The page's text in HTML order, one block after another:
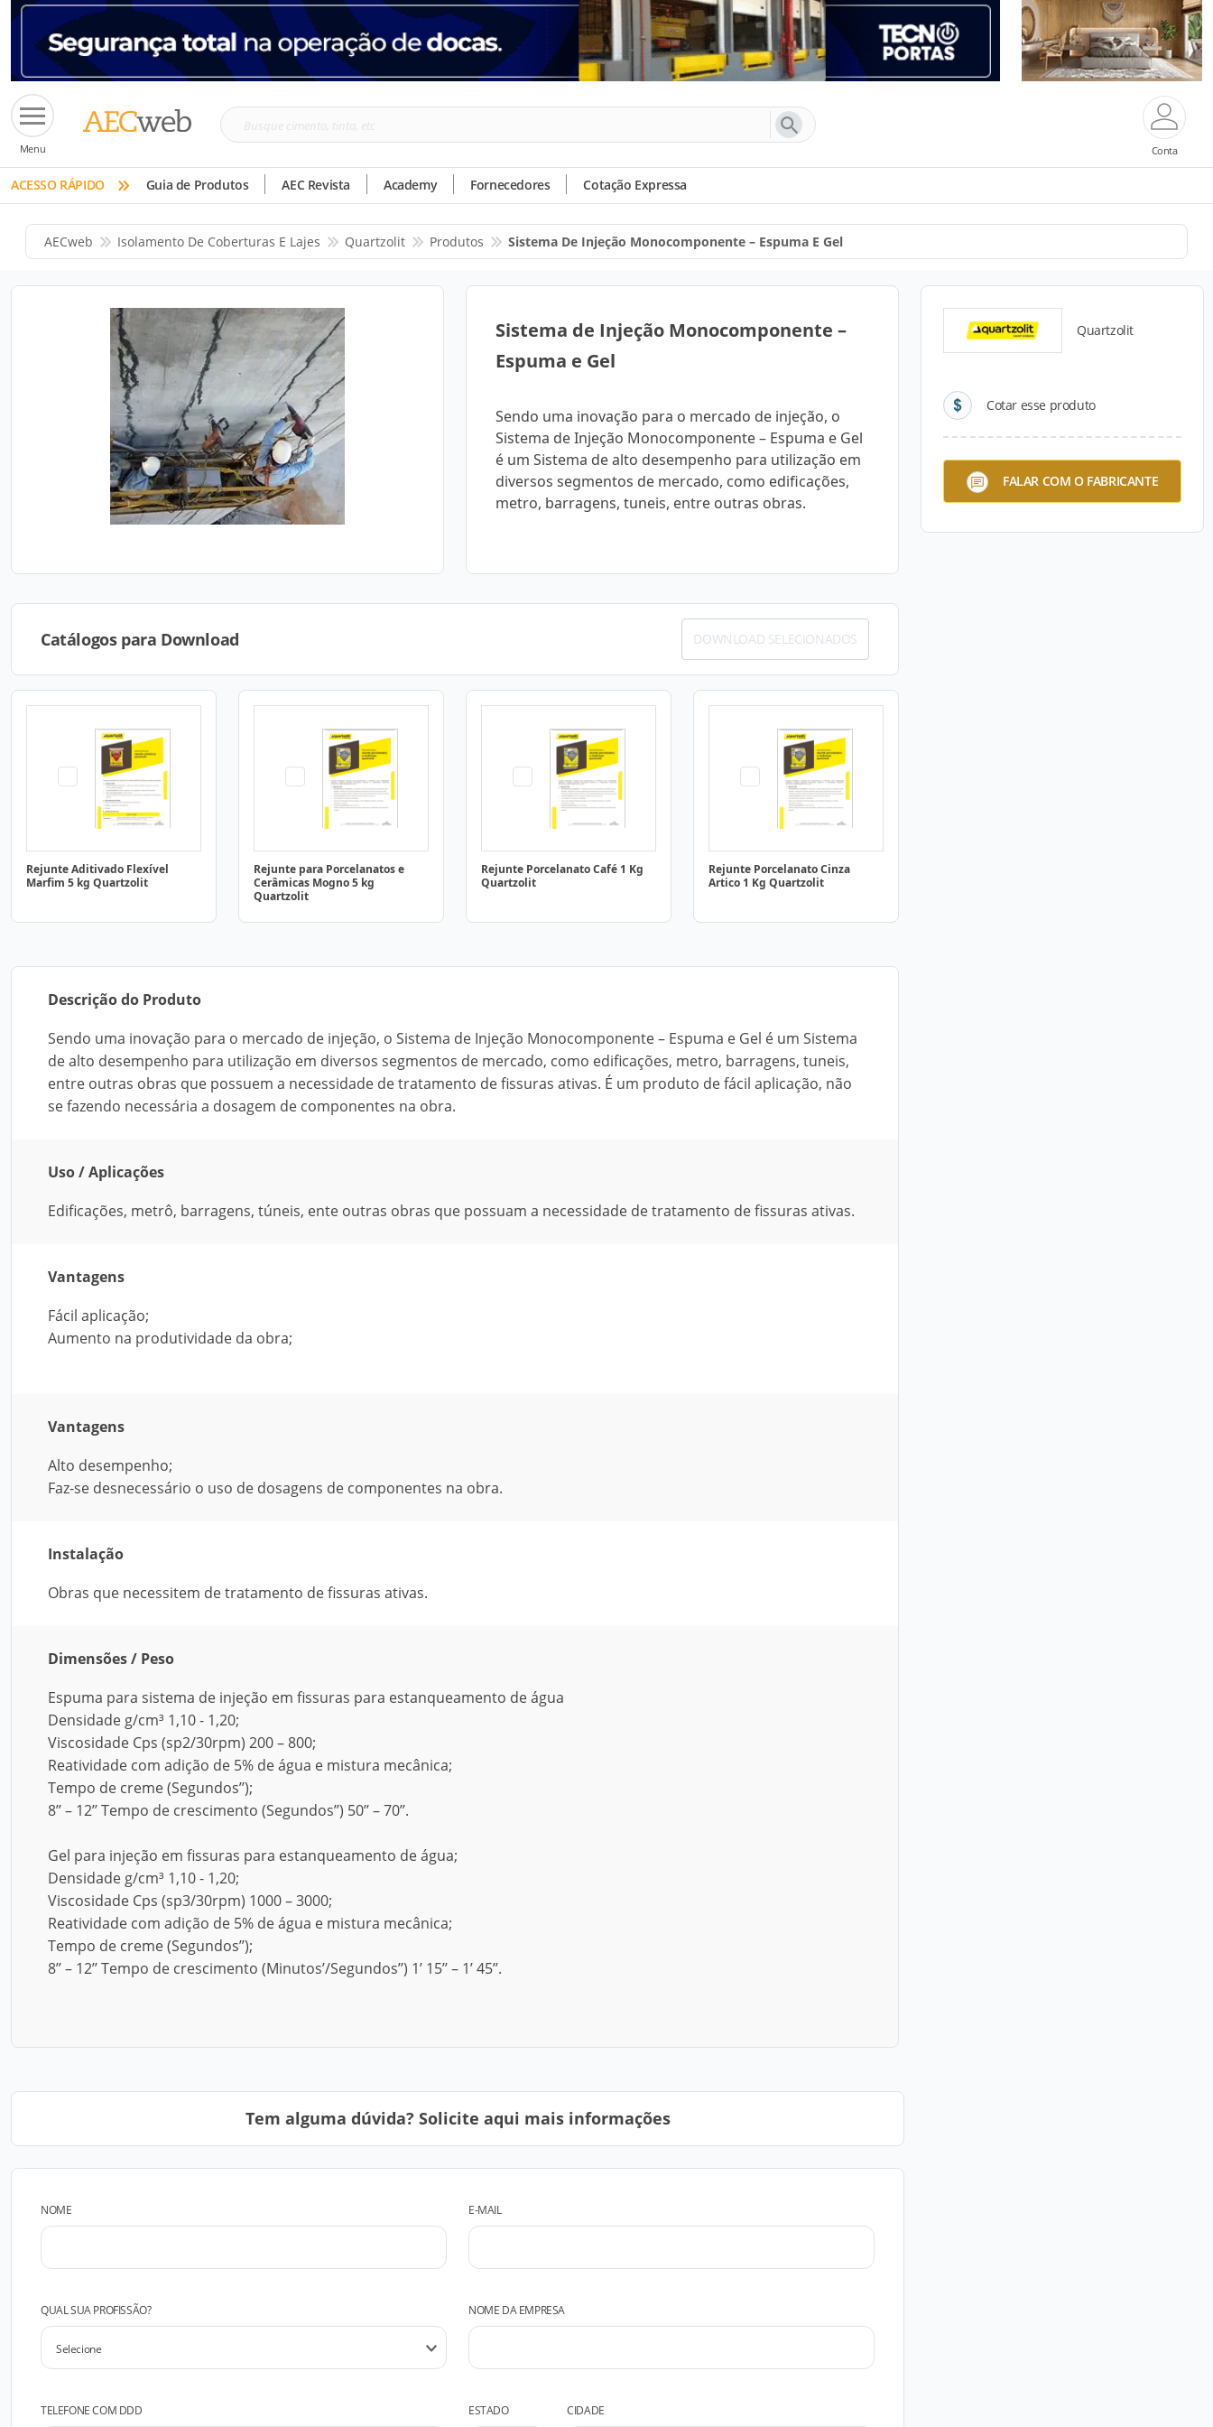
Menu
Busque
tinta,
etc
Conta
ACESSO RÁPIDO » Guia de Produtos AEC Revista Academy Fornecedores Cotação Expressa
AECweb Isolamento De Coberturas E Lajes Quartzolit Produtos Sistema De Injeção Monocomponente – Espuma E Gel
Sistema de Injeção Monocomponente –
Espuma e Gel
Sendo uma inovação para o mercado de injeção, o
Sistema de Injeção Monocomponente – Espuma e Gel
é um Sistema de alto desempenho para utilização em
diversos segmentos de mercado, como edificações,
metro, barragens, tuneis, entre outras obras.
Quartzolit
Cotar esse produto
FALAR COM O FABRICANTE
Catálogos para Download DOWNLOAD SELECIONADOS
Rejunte Aditivado Flexível
Marfim 5 kg Quartzolit
Rejunte para Porcelanatos e
Cerâmicas Mogno 5 kg
Quartzolit
Rejunte Porcelanato Café 1 Kg
Quartzolit
Rejunte Porcelanato Cinza
Artico 1 Kg Quartzolit
Descrição do Produto
Sendo uma inovação para o mercado de injeção, o Sistema de Injeção Monocomponente – Espuma e Gel é um Sistema
de alto desempenho para utilização em diversos segmentos de mercado, como edificações, metro, barragens, tuneis,
entre outras obras que possuem a necessidade de tratamento de fissuras ativas. É um produto de fácil aplicação, não
se fazendo necessária a dosagem de componentes na obra.
Uso / Aplicações
Edificações, metrô, barragens, túneis, ente outras obras que possuam a necessidade de tratamento de fissuras ativas.
Vantagens
Fácil aplicação;
Aumento na produtividade da obra;
Vantagens
Alto desempenho;
Faz-se desnecessário o uso de dosagens de componentes na obra.
Instalação
Obras que necessitem de tratamento de fissuras ativas.
Dimensões / Peso
Espuma para sistema de injeção em fissuras para estanqueamento de água
Densidade g/cm³ 1,10 - 1,20;
Viscosidade Cps (sp2/30rpm) 200 – 800;
Reatividade com adição de 5% de água e mistura mecânica;
Tempo de creme (Segundos’’);
8’’ – 12’’ Tempo de crescimento (Segundos’’) 50’’ – 70’’.
Gel para injeção em fissuras para estanqueamento de água;
Densidade g/cm³ 1,10 - 1,20;
Viscosidade Cps (sp3/30rpm) 1000 – 3000;
Reatividade com adição de 5% de água e mistura mecânica;
Tempo de creme (Segundos’’);
8’’ – 12’’ Tempo de crescimento (Minutos’/Segundos’’) 1’ 15’’ – 1’ 45’’.
Tem alguma dúvida? Solicite aqui mais informações
NOME E-MAIL
QUAL SUA PROFISSÃO? NOME DA EMPRESA
TELEFONE COM DDD ESTADO CIDADE